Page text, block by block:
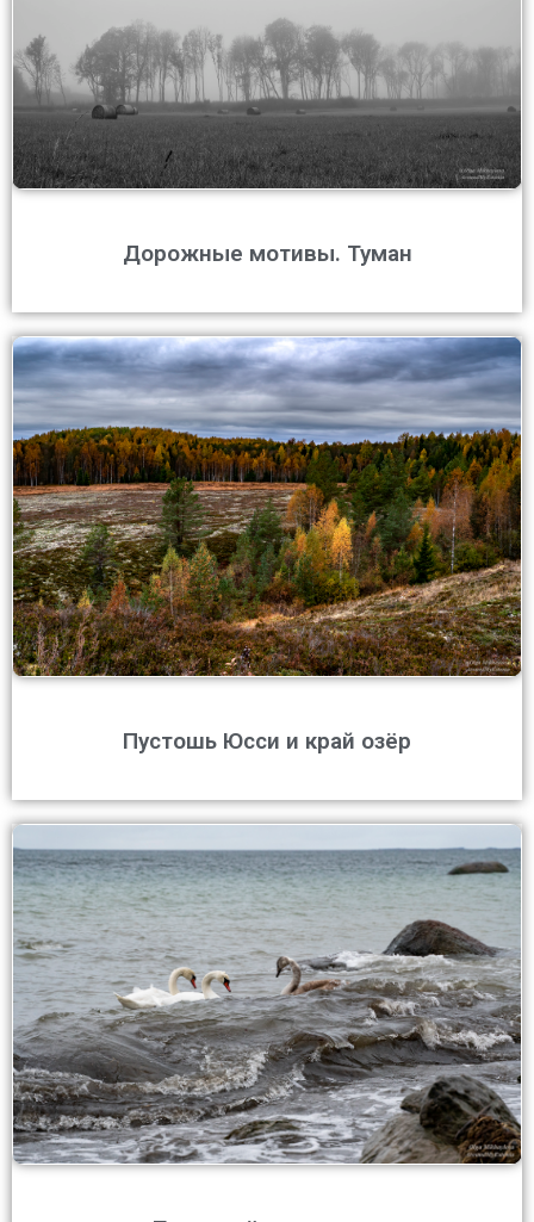
Дорожные мотивы. Туман
Пустошь Юсси и край озёр